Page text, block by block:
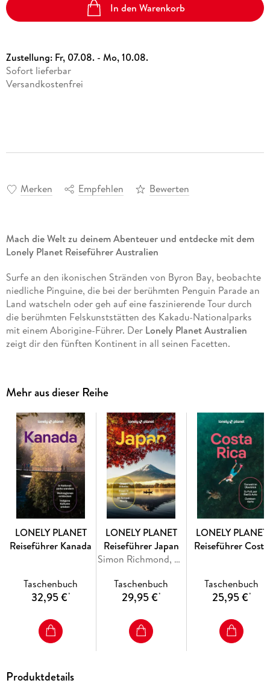
In den Warenkorb
Zustellung: Fr, 07.08. - Mo, 10.08.
Sofort lieferbar
Versandkostenfrei
Merken Empfehlen Bewerten
Mach die Welt zu deinem Abenteuer und entdecke mit dem
Lonely Planet Reiseführer Australien
Surfe an den ikonischen Stränden von Byron Bay, beobachte
niedliche Pinguine, die bei der berühmten Penguin Parade an
Land watscheln oder geh auf eine faszinierende Tour durch
die berühmten Felskunststätten des Kakadu-Nationalparks
mit einem Aborigine-Führer. Der Lonely Planet Australien
zeigt dir den fünften Kontinent in all seinen Facetten.
Reiseplanung:Erkunde die tollsten Ecken deines Reiseziels
Reiserouten und detaillierten Karten.
Reiseziele:Entdecke einzigartige Erlebnisse, Tipps unserer
Autor:innen und Expert:innen, Hintergründe und
Empfehlungen.
Praktisches:Die wichtigsten Informationen für deine Reise
im Überblick. Kurz und übersichtlich zusammengefasst.
Storybook:Tauche mit unseren Reportagen tief in den
Alltag ein und erfahre mehr über die Seele deines
Reiseziels.
Inhaltsverzeichnis
Reiseziele
Storybook
Mehr aus dieser Reihe
LONELY PLANET
Reiseführer Kanada
Taschenbuch
32,95 €*
LONELY PLANET
Reiseführer Japan
Simon Richmond, Ray Bartlett, Andrew Bender, Rob Goss, Trent Holden
Taschenbuch
29,95 €*
LONELY PLANET
Reiseführer Costa
Taschenbuch
25,95 €*
Produktdetails